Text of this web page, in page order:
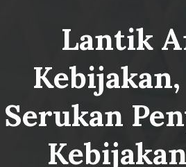
Lantik
Serukan